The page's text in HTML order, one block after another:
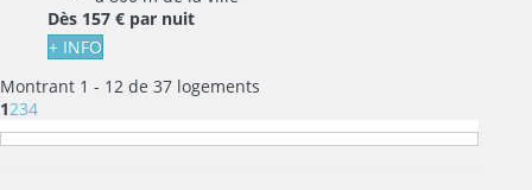
Dès 157 € par nuit
+ INFO
Montrant 1 - 12 de 37 logements
1234